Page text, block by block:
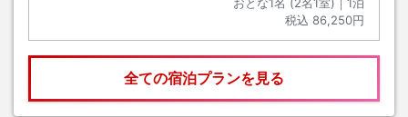
税込 86,250円
全ての宿泊プランを見る